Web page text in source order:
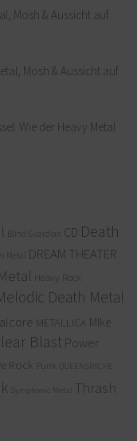
Mosh & Aussicht auf
Mosh & Aussicht auf
Wie der Heavy Metal
Blind Guardian CD Death
Metal DREAM THEATER
Heavy Rock
Death Metal
METALLICA MIke
BlastPower
Rock Punk QUEENSRYCHE
Symphonic Metal
Thrash